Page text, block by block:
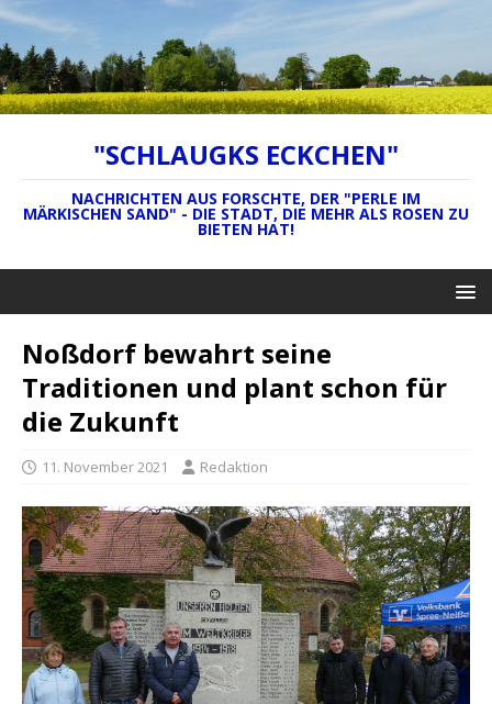
"SCHLAUGKS ECKCHEN"
NACHRICHTEN AUS FORSCHTE, DER "PERLE IM
MÄRKISCHEN SAND" - DIE STADT, DIE MEHR ALS ROSEN ZU
BIETEN HAT!
Noßdorf bewahrt seine
Traditionen und plant schon für
die Zukunft
11. November 2021 Redaktion